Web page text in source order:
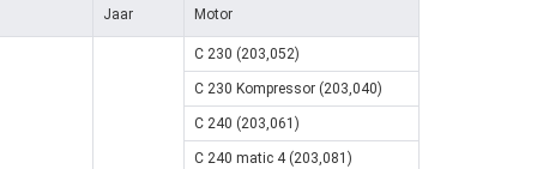
Jaar Motor
C 230 (203,052)
C 230 Kompressor (203,040)
C 240 (203,061)
C 240 matic 4 (203,081)